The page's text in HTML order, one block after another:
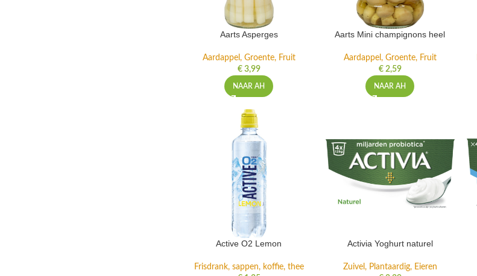
Aarts Asperges
Aardappel, Groente, Fruit
€3,99
NAAR AH
Aarts Mini champignons heel
Aardappel, Groente, Fruit
€2,59
NAAR AH
Active O2 Lemon
Frisdrank, sappen, koffie, thee
Activia Yoghurt naturel
Zuivel, Plantaardig, Eieren